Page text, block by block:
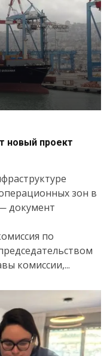
новый проект
зон в
документ
по
комиссии,...